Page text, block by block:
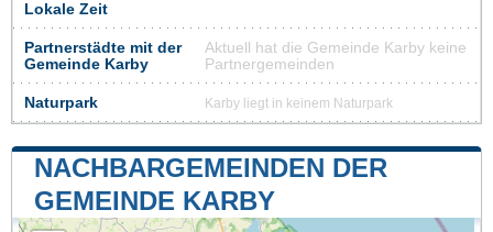
Lokale Zeit
Partnerstädte mit der
Gemeinde Karby
Aktuell hat die Gemeinde Karby keine
Partnergemeinden
Naturpark Karby liegt in keinem Naturpark
NACHBARGEMEINDEN DER
GEMEINDE KARBY